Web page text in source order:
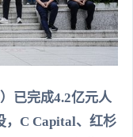
已完成4.2亿元人
C Capital、红杉